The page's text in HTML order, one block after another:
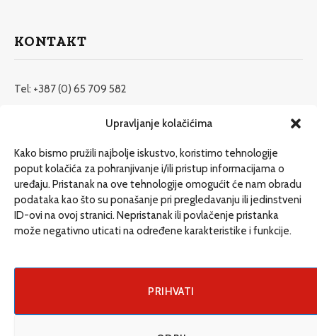
Upravljanje kolačićima
Kako bismo pružili najbolje iskustvo, koristimo tehnologije
poput kolačića za pohranjivanje i/ili pristup informacijama o
uređaju. Pristanak na ove tehnologije omogućit će nam obradu
podataka kao što su ponašanje pri pregledavanju ili jedinstveni
ID-ovi na ovoj stranici. Nepristanak ili povlačenje pristanka
može negativno uticati na određene karakteristike i funkcije.
PRIHVATI
KONTAKT
Tel: +387 (0) 65 709 582
redakcija@etrafika.net
Dosije
Drugi pišu
Društvo